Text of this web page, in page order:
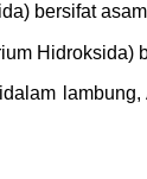
bersifat asam
Hidroksida)
lambung,